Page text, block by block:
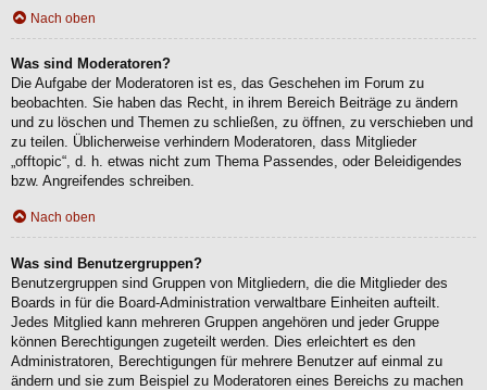
Nach oben
Was sind Moderatoren?
Die Aufgabe der Moderatoren ist es, das Geschehen im Forum zu
beobachten. Sie haben das Recht, in ihrem Bereich Beiträge zu ändern
und zu löschen und Themen zu schließen, zu öffnen, zu verschieben und
zu teilen. Üblicherweise verhindern Moderatoren, dass Mitglieder
„offtopic“, d. h. etwas nicht zum Thema Passendes, oder Beleidigendes
bzw. Angreifendes schreiben.
Nach oben
Was sind Benutzergruppen?
Benutzergruppen sind Gruppen von Mitgliedern, die die Mitglieder des
Boards in für die Board-Administration verwaltbare Einheiten aufteilt.
Jedes Mitglied kann mehreren Gruppen angehören und jeder Gruppe
können Berechtigungen zugeteilt werden. Dies erleichtert es den
Administratoren, Berechtigungen für mehrere Benutzer auf einmal zu
ändern und sie zum Beispiel zu Moderatoren eines Bereichs zu machen